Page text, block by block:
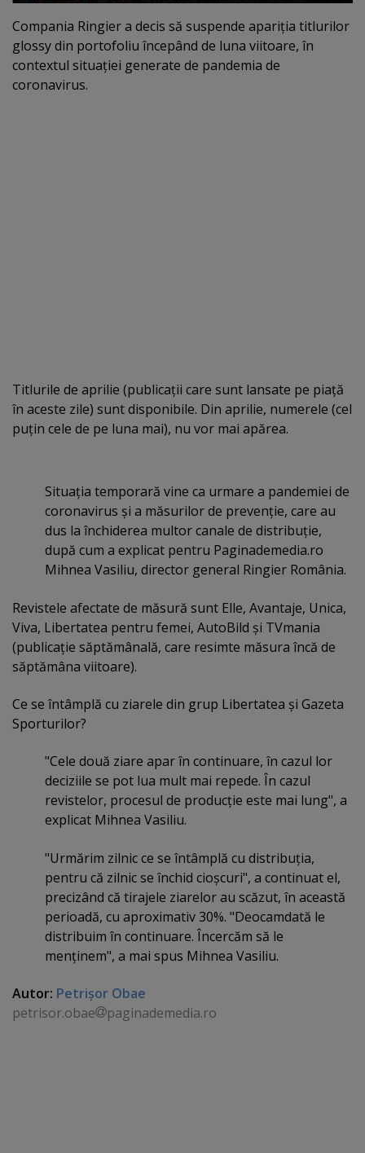
Compania Ringier a decis să suspende apariţia titlurilor
glossy din portofoliu începând de luna viitoare, în
contextul situaţiei generate de pandemia de
coronavirus.
Titlurile de aprilie (publicaţii care sunt lansate pe piaţă
în aceste zile) sunt disponibile. Din aprilie, numerele (cel
puţin cele de pe luna mai), nu vor mai apărea.
Situaţia temporară vine ca urmare a pandemiei de
coronavirus şi a măsurilor de prevenţie, care au
dus la închiderea multor canale de distribuţie,
după cum a explicat pentru Paginademedia.ro
Mihnea Vasiliu, director general Ringier România.
Revistele afectate de măsură sunt Elle, Avantaje, Unica,
Viva, Libertatea pentru femei, AutoBild şi TVmania
(publicaţie săptămânală, care resimte măsura încă de
săptămâna viitoare).
Ce se întâmplă cu ziarele din grup Libertatea şi Gazeta
Sporturilor?
"Cele două ziare apar în continuare, în cazul lor
deciziile se pot lua mult mai repede. În cazul
revistelor, procesul de producţie este mai lung", a
explicat Mihnea Vasiliu.
"Urmărim zilnic ce se întâmplă cu distribuţia,
pentru că zilnic se închid cioşcuri", a continuat el,
precizând că tirajele ziarelor au scăzut, în această
perioadă, cu aproximativ 30%. "Deocamdată le
distribuim în continuare. Încercăm să le
menţinem", a mai spus Mihnea Vasiliu.
Autor: Petrişor Obae
petrisor.obae
paginademedia.ro